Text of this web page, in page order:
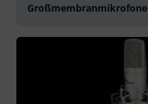
Großmembranmikrofone